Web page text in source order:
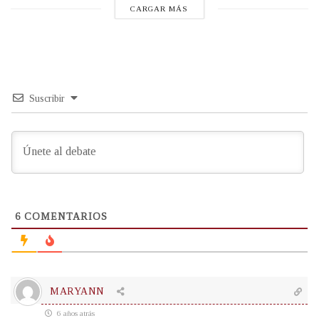
CARGAR MÁS
Suscribir
6 COMENTARIOS
MARYANN
6 años atrás